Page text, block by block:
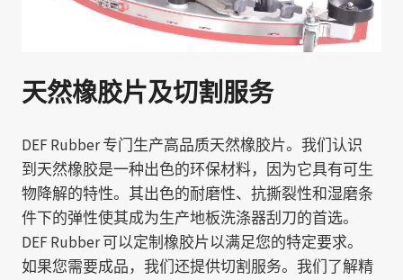
天然橡胶片及切割服务
DEF Rubber 专门生产高品质天然橡胶片。我们认识
到天然橡胶是一种出色的环保材料，因为它具有可生
物降解的特性。其出色的耐磨性、抗撕裂性和湿磨条
件下的弹性使其成为生产地板洗涤器刮刀的首选。
DEF Rubber 可以定制橡胶片以满足您的特定要求。
如果您需要成品，我们还提供切割服务。我们了解精